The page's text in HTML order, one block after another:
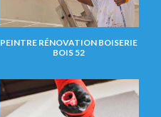
PEINTRE RÉNOVATION BOISERIE
BOIS 52